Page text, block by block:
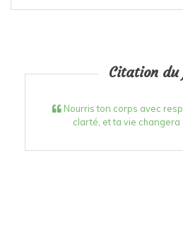
Citation du
Nourris ton corps avec
clarté, et ta vie